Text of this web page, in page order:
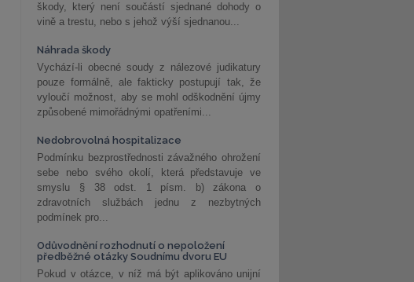
škody, který není součástí sjednané dohody o
vině a trestu, nebo s jehož výší sjednanou...
Náhrada škody
Vychází-li obecné soudy z nálezové judikatury
pouze formálně, ale fakticky postupují tak, že
vyloučí možnost, aby se mohl odškodnění újmy
způsobené mimořádnými opatřeními...
Nedobrovolná hospitalizace
Podmínku bezprostřednosti závažného ohrožení
sebe nebo svého okolí, která představuje ve
smyslu § 38 odst. 1 písm. b) zákona o
zdravotních službách jednu z nezbytných
podmínek pro...
Odůvodnění rozhodnutí o nepoložení
předběžné otázky Soudnímu dvoru EU
Pokud v otázce, v níž má být aplikováno unijní